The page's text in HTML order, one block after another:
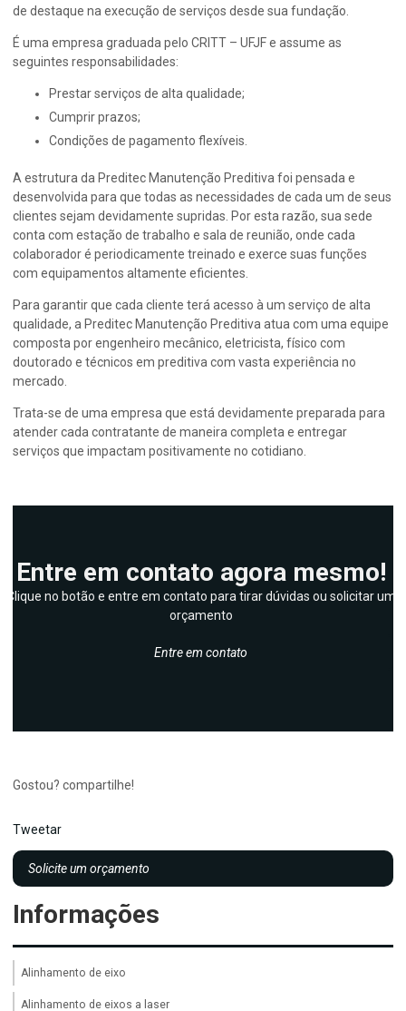
de destaque na execução de serviços desde sua fundação.
É uma empresa graduada pelo CRITT – UFJF e assume as
seguintes responsabilidades:
Prestar serviços de alta qualidade;
Cumprir prazos;
Condições de pagamento flexíveis.
A estrutura da Preditec Manutenção Preditiva foi pensada e
desenvolvida para que todas as necessidades de cada um de seus
clientes sejam devidamente supridas. Por esta razão, sua sede
conta com estação de trabalho e sala de reunião, onde cada
colaborador é periodicamente treinado e exerce suas funções
com equipamentos altamente eficientes.
Para garantir que cada cliente terá acesso à um serviço de alta
qualidade, a Preditec Manutenção Preditiva atua com uma equipe
composta por engenheiro mecânico, eletricista, físico com
doutorado e técnicos em preditiva com vasta experiência no
mercado.
Trata-se de uma empresa que está devidamente preparada para
atender cada contratante de maneira completa e entregar
serviços que impactam positivamente no cotidiano.
Entre em contato agora mesmo!
Clique no botão e entre em contato para tirar dúvidas ou solicitar um
orçamento
Entre em contato
Gostou? compartilhe!
Tweetar
Solicite um orçamento
Informações
Alinhamento de eixo
Alinhamento de eixos a laser